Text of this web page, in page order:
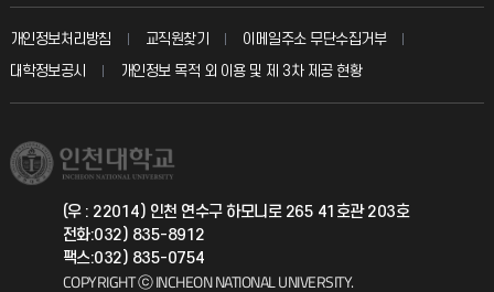
입학안내
취업정보(학생)
칭찬마당
학생서비스 지킴이
총동문회
교수회
교육혁신본부
국제지원과
공자아카데미
개인정보처리방침 교직원찾기
이메일주소 무단수집거부
대학정보공시
개인정보 목적 외 이용 및 제 3차 제공 현황
(우 : 22014) 인천 연수구 하모니로 265 41호관 203호
전화:032) 835-8912
팩스:032) 835-0754
COPYRIGHT ⓒ INCHEON NATIONAL UNIVERSITY.